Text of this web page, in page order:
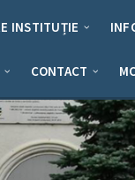
INSTITUȚIE
CONTACT